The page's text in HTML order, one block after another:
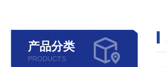
产品分类
PRODUCTS